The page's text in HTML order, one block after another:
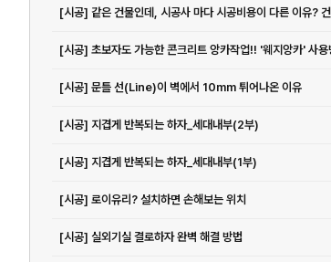
[시공] 같은 건물인데, 시공사 마다 시공비용이 다른 이유?
[시공] 초보자도 가능한 콘크리트 앙카작업!! '웨지앙카' 사용
[시공] 문틀 선(Line)이 벽에서 10mm 튀어나온 이유
[시공] 지겹게 반복되는 하자_세대내부(2부)
[시공] 지겹게 반복되는 하자_세대내부(1부)
[시공] 로이유리? 설치하면 손해보는 위치
[시공] 실외기실 결로하자 완벽 해결 방법